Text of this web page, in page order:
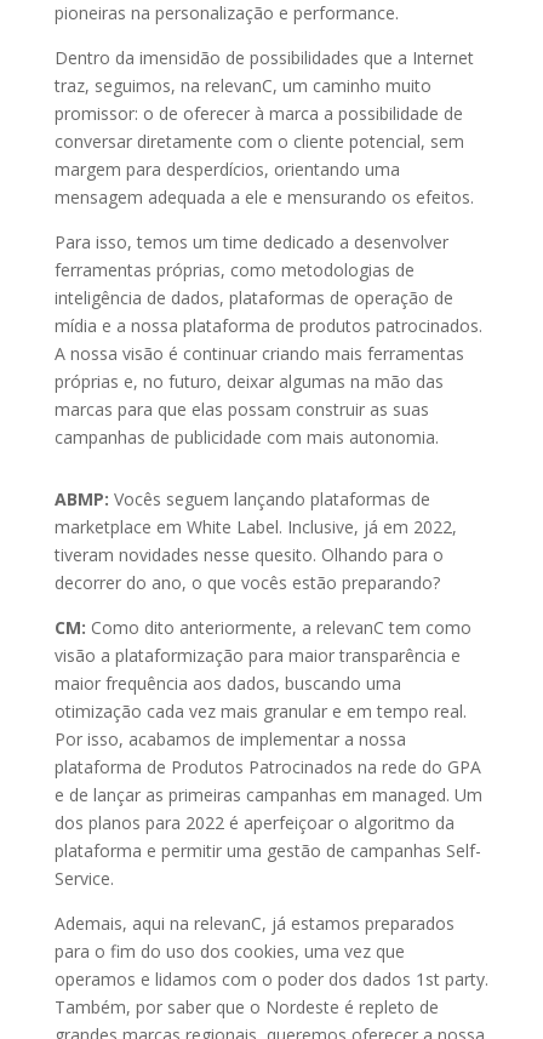
pioneiras na personalização e performance.
Dentro da imensidão de possibilidades que a Internet
traz, seguimos, na relevanC, um caminho muito
promissor: o de oferecer à marca a possibilidade de
conversar diretamente com o cliente potencial, sem
margem para desperdícios, orientando uma
mensagem adequada a ele e mensurando os efeitos.
Para isso, temos um time dedicado a desenvolver
ferramentas próprias, como metodologias de
inteligência de dados, plataformas de operação de
mídia e a nossa plataforma de produtos patrocinados.
A nossa visão é continuar criando mais ferramentas
próprias e, no futuro, deixar algumas na mão das
marcas para que elas possam construir as suas
campanhas de publicidade com mais autonomia.
ABMP: Vocês seguem lançando plataformas de
marketplace em White Label. Inclusive, já em 2022,
tiveram novidades nesse quesito. Olhando para o
decorrer do ano, o que vocês estão preparando?
CM: Como dito anteriormente, a relevanC tem como
visão a plataformização para maior transparência e
maior frequência aos dados, buscando uma
otimização cada vez mais granular e em tempo real.
Por isso, acabamos de implementar a nossa
plataforma de Produtos Patrocinados na rede do GPA
e de lançar as primeiras campanhas em managed. Um
dos planos para 2022 é aperfeiçoar o algoritmo da
plataforma e permitir uma gestão de campanhas Self-
Service.
Ademais, aqui na relevanC, já estamos preparados
para o fim do uso dos cookies, uma vez que
operamos e lidamos com o poder dos dados 1st party.
Também, por saber que o Nordeste é repleto de